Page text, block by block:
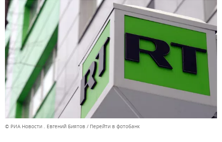
© РИА Новости . Евгений Биятов Перейти в фотобанк